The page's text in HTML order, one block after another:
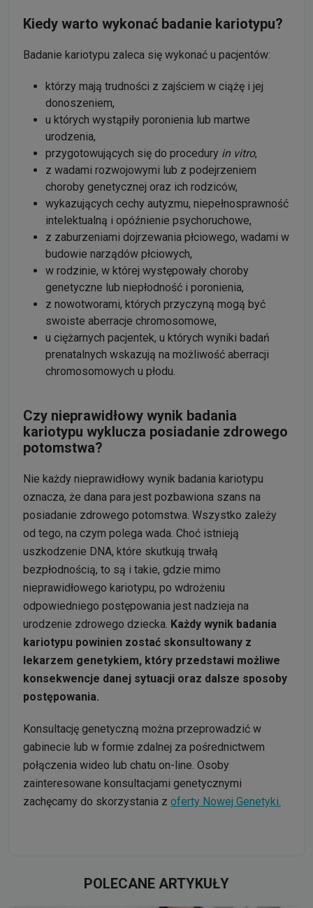
Kiedy warto wykonać badanie kariotypu?
Badanie kariotypu zaleca się wykonać u pacjentów:
którzy mają trudności z zajściem w ciążę i jej
donoszeniem,
u których wystąpiły poronienia lub martwe
urodzenia,
przygotowujących się do procedury in vitro,
z wadami rozwojowymi lub z podejrzeniem
choroby genetycznej oraz ich rodziców,
wykazujących cechy autyzmu, niepełnosprawność
intelektualną i opóźnienie psychoruchowe,
z zaburzeniami dojrzewania płciowego, wadami w
budowie narządów płciowych,
w rodzinie, w której występowały choroby
genetyczne lub niepłodność i poronienia,
z nowotworami, których przyczyną mogą być
swoiste aberracje chromosomowe,
u ciężarnych pacjentek, u których wyniki badań
prenatalnych wskazują na możliwość aberracji
chromosomowych u płodu.
Czy nieprawidłowy wynik badania
kariotypu wyklucza posiadanie zdrowego
potomstwa?
Nie każdy nieprawidłowy wynik badania kariotypu
oznacza, że dana para jest pozbawiona szans na
posiadanie zdrowego potomstwa. Wszystko zależy
od tego, na czym polega wada. Choć istnieją
uszkodzenie DNA, które skutkują trwałą
bezpłodnością, to są i takie, gdzie mimo
nieprawidłowego kariotypu, po wdrożeniu
odpowiedniego postępowania jest nadzieja na
urodzenie zdrowego dziecka. Każdy wynik badania
kariotypu powinien zostać skonsultowany z
lekarzem genetykiem, który przedstawi możliwe
konsekwencje danej sytuacji oraz dalsze sposoby
postępowania.
Konsultację genetyczną można przeprowadzić w
gabinecie lub w formie zdalnej za pośrednictwem
połączenia wideo lub chatu on-line. Osoby
zainteresowane konsultacjami genetycznymi
zachęcamy do skorzystania z oferty Nowej Genetyki.
POLECANE ARTYKUŁY